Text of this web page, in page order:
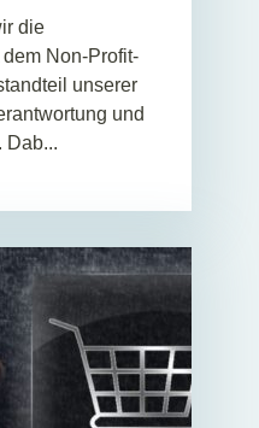
die
Non-Profit-
unserer
und
Dab...